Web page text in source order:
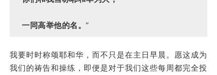
一同高举他的名。 ”
我要时时称颂耶和华，而不只是在主日早晨。愿这成为
我们的祷告和操练，即便是对于我们这些每周都完全投